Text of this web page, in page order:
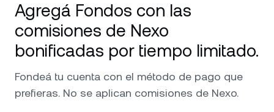
Agregá Fondos con las
comisiones de Nexo
bonificadas por tiempo limitado.
Fondeá tu cuenta con el método de pago que
prefieras. No se aplican comisiones de Nexo.